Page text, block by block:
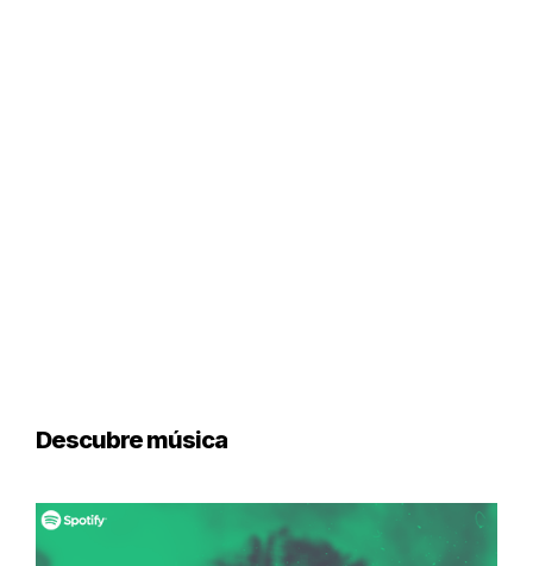
Descubre música